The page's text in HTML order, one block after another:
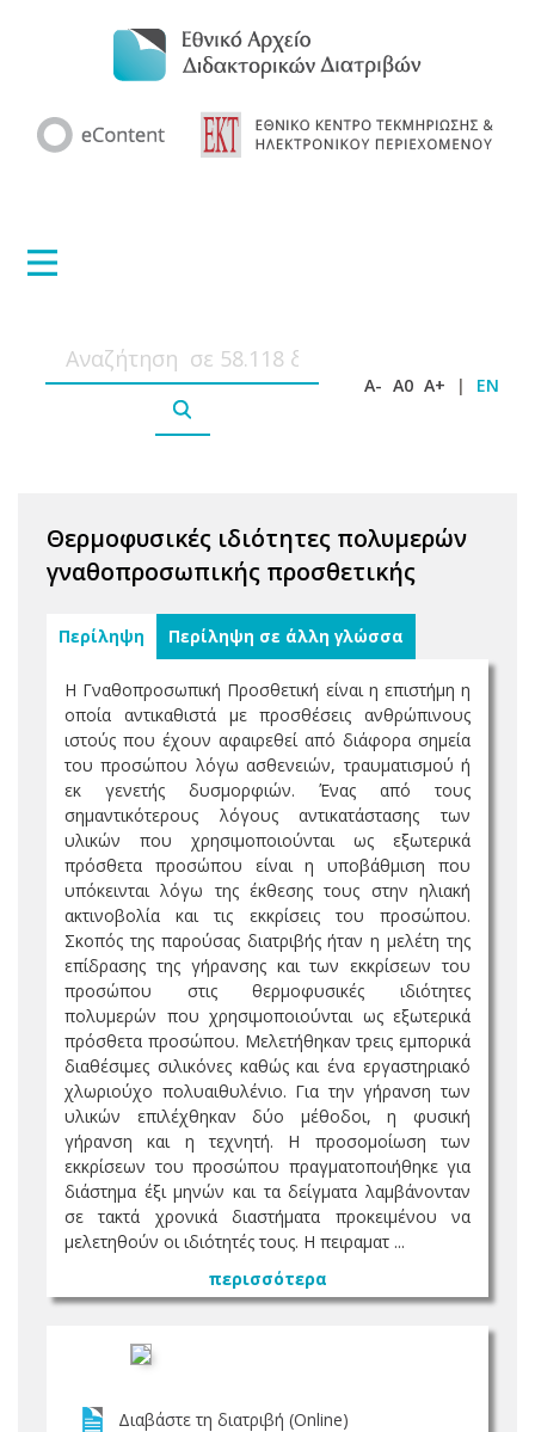
A- A0 A+ | EN
Θερμοφυσικές ιδιότητες πολυμερών
γναθοπροσωπικής προσθετικής
Περίληψη Περίληψη σε άλλη γλώσσα
Η Γναθοπροσωπική Προσθετική είναι η επιστήμη η
οποία αντικαθιστά με προσθέσεις ανθρώπινους
ιστούς που έχουν αφαιρεθεί από διάφορα σημεία
του προσώπου λόγω ασθενειών, τραυματισμού ή
εκ γενετής δυσμορφιών. Ένας από τους
σημαντικότερους λόγους αντικατάστασης των
υλικών που χρησιμοποιούνται ως εξωτερικά
πρόσθετα προσώπου είναι η υποβάθμιση που
υπόκεινται λόγω της έκθεσης τους στην ηλιακή
ακτινοβολία και τις εκκρίσεις του προσώπου.
Σκοπός της παρούσας διατριβής ήταν η μελέτη της
επίδρασης της γήρανσης και των εκκρίσεων του
προσώπου στις θερμοφυσικές ιδιότητες
πολυμερών που χρησιμοποιούνται ως εξωτερικά
πρόσθετα προσώπου. Μελετήθηκαν τρεις εμπορικά
διαθέσιμες σιλικόνες καθώς και ένα εργαστηριακό
χλωριούχο πολυαιθυλένιο. Για την γήρανση των
υλικών επιλέχθηκαν δύο μέθοδοι, η φυσική
γήρανση και η τεχνητή. Η προσομοίωση των
εκκρίσεων του προσώπου πραγματοποιήθηκε για
διάστημα έξι μηνών και τα δείγματα λαμβάνονταν
σε τακτά χρονικά διαστήματα προκειμένου να
μελετηθούν οι ιδιότητές τους. Η πειραματ ...
περισσότερα
Διαβάστε τη διατριβή (Online)